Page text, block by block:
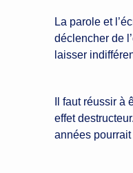
La parole et
déclencher de
laisser
Il faut réussir
effet
années